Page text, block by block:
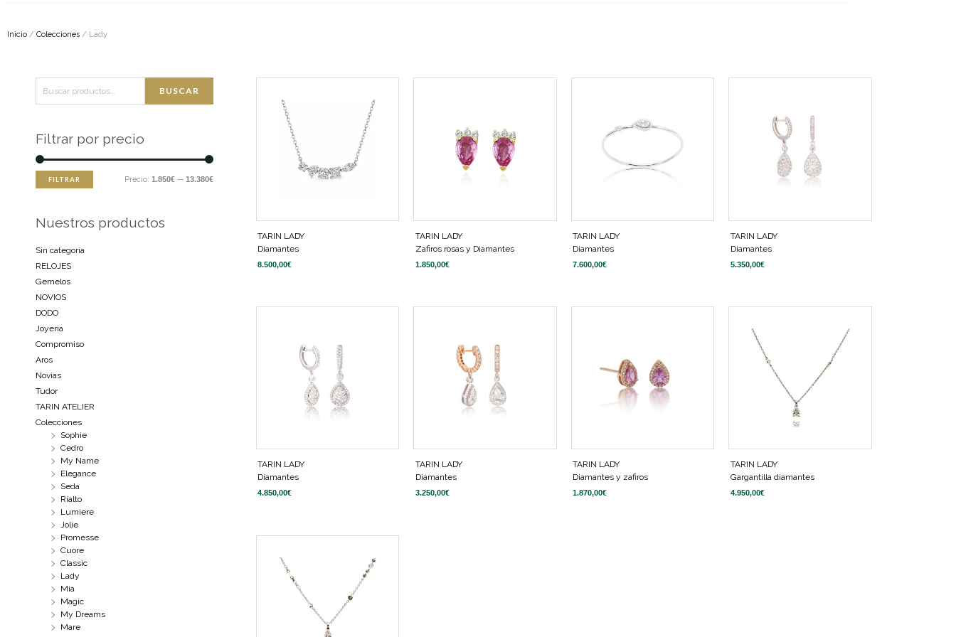
Inicio / Colecciones / Lady
por:
BUSCAR
Filtrar por precio
mínimo
máximo
FILTRAR Precio: 1.850€— 13.380€
Nuestros productos
Sin categoría
RELOJES
Gemelos
NOVIOS
DODO
Joyeria
Compromiso
Aros
Novias
Tudor
TARIN ATELIER
Colecciones
Sophie
Cedro
My Name
Elegance
Seda
Rialto
Lumiere
Jolie
Promesse
Cuore
Classic
Lady
Mia
Magic
My Dreams
Mare
TARIN LADY
Diamantes
8.500,00€
TARIN LADY
Zafiros rosas y Diamantes
1.850,00€
TARIN LADY
Diamantes
7.600,00€
TARIN LADY
Diamantes
5.350,00€
TARIN LADY
Diamantes
4.850,00€
TARIN LADY
Diamantes
3.250,00€
TARIN LADY
Diamantes y zafiros
1.870,00€
TARIN LADY
Gargantilla diamantes
4.950,00€